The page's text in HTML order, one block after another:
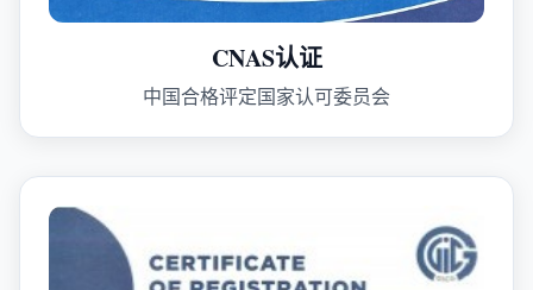
CNAS认证
中国合格评定国家认可委员会